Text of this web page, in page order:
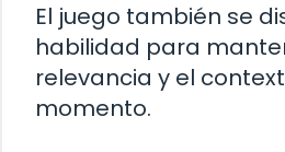
El juego también se
habilidad para
relevancia y el
momento.